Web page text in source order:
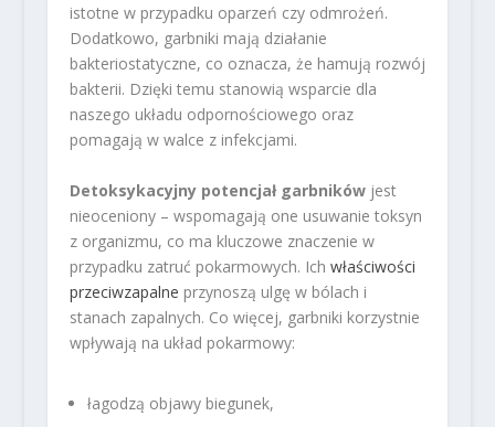
istotne w przypadku oparzeń czy odmrożeń.
Dodatkowo, garbniki mają działanie
bakteriostatyczne, co oznacza, że hamują rozwój
bakterii. Dzięki temu stanowią wsparcie dla
naszego układu odpornościowego oraz
pomagają w walce z infekcjami.
Detoksykacyjny potencjał garbnikówjest
nieoceniony – wspomagają one usuwanie toksyn
z organizmu, co ma kluczowe znaczenie w
przypadku zatruć pokarmowych. Ich właściwości
przeciwzapalne przynoszą ulgę w bólach i
stanach zapalnych. Co więcej, garbniki korzystnie
wpływają na układ pokarmowy:
łagodzą objawy biegunek,